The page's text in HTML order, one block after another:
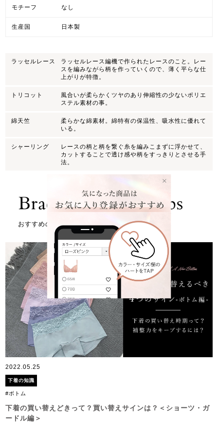
モチーフ なし
生産国 日本製
ラッセルレース
ラッセルレース編機で作られたレースのこと。レー
スを編みながら柄を作っていくので、薄く平らな仕
上がりが特徴。
トリコット
風合いが柔らかくツヤのあり伸縮性の少ないポリエ
ステル素材の事。
綿天竺
柔らかな綿素材。綿特有の保温性、吸水性に優れて
いる。
シャーリング
レースの柄と柄を繋ぐ糸を編みこまずに浮かせて、
カットすることで透け感や柄をすっきりとさせる手
法。
おすすめの記事はこちら
2022.05.25
下着の知識
#ボトム
下着の買い替えどきって？買い替えサインは？＜ショーツ・ガ
ードル編＞